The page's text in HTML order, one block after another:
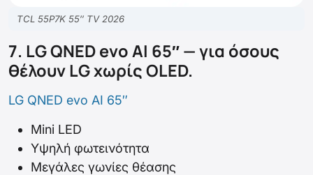
TCL 55P7K 55″ TV 2026
7. LG QNED evo AI 65″ — για όσους
θέλουν LG χωρίς OLED.
LG QNED evo AI 65″
Mini LED
Υψηλή φωτεινότητα
Μεγάλες γωνίες θέασης